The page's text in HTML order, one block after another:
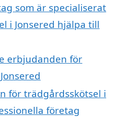
som är specialiserat
i Jonsered hjälpa till
erbjudanden för
för trädgårdsskötsel i
företag